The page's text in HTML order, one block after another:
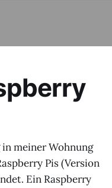
meiner Wohnung
Pis (Version
Ein Raspberry